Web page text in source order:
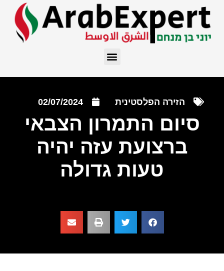
הזירה הפלסטינית 02/07/2024
סיום התמרון הצבאי
ברצועת עזה יהיה
טעות גדולה